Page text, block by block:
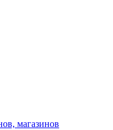
магазинов